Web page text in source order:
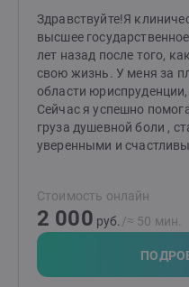
чувств и эмоций и
получите действенные
стабилизации своего
зоне +, почувствуете
бытия, научитесь
получать любовь.
Здравствуйте!Я
высшее
лет назад после того,
свою жизнь. У меня за
области
Сейчас я успешно
груза душевной боли ,
уверенными и
Стоимость онлайн
2 000 руб. /≈ 50 мин.